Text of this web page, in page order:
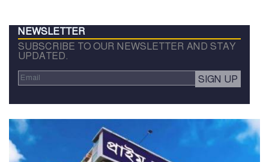
NEWSLETTER
SUBSCRIBE TO OUR NEWSLETTER AND STAY
UPDATED.